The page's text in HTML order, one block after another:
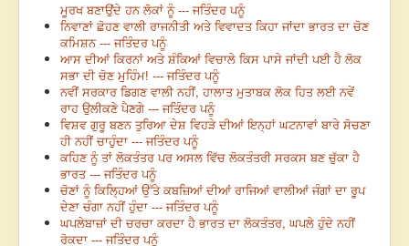
ਮੂਰਖ ਬਣਾਉਂਦੇ ਹਨ ਲੋਕਾਂ ਨੂੰ --- ਜਤਿੰਦਰ ਪਨੂੰ
ਨਿਵਾਣਾਂ ਛੋਹਣ ਵਾਲੀ ਰਾਜਨੀਤੀ ਅਤੇ ਵਿਵਾਦਤ ਕਿਹਾ ਜਾਂਦਾ ਭਾਰਤ ਦਾ ਚੋਣ
ਕਮਿਸ਼ਨ --- ਜਤਿੰਦਰ ਪਨੂੰ
ਆਸ ਦੀਆਂ ਕਿਰਨਾਂ ਅਤੇ ਸ਼ੰਕਿਆਂ ਵਿਚਾਲੇ ਕਿਸ ਪਾਸੇ ਜਾਂਦੀ ਪਈ ਹੈ ਲੋਕ
ਸਭਾ ਦੀ ਚੋਣ ਮੁਹਿੰਮ! --- ਜਤਿੰਦਰ ਪਨੂੰ
ਨਵੀਂ ਸਰਕਾਰ ਡਿਗਣ ਵਾਲੀ ਨਹੀਂ, ਹਾਲਾਤ ਮੁਤਾਬਕ ਲੋਕ ਹਿਤ ਲਈ ਨਵੇਂ
ਰਾਹ ਉਲੀਕਣੇ ਪੈਣਗੇ --- ਜਤਿੰਦਰ ਪਨੂੰ
ਵਿਸ਼ਵ ਗੁਰੂ ਬਣਨ ਤੁਰਿਆ ਦੇਸ਼ ਵਿਹੜੇ ਦੀਆਂ ਇਨ੍ਹਾਂ ਘਟਨਾਵਾਂ ਬਾਰੇ ਸੋਚਣਾ
ਹੀ ਨਹੀਂ ਚਾਹੁੰਦਾ --- ਜਤਿੰਦਰ ਪਨੂੰ
ਕਹਿਣ ਨੂੰ ਤਾਂ ਲੋਕਤੰਤਰ ਪਰ ਅਸਲ ਵਿੱਚ ਲੋਕਤੰਤਰੀ ਸਰਕਸ ਬਣ ਚੁੱਕਾ ਹੈ
ਭਾਰਤ --- ਜਤਿੰਦਰ ਪਨੂੰ
ਚੋਣਾਂ ਨੂੰ ਕਿਲ੍ਹਿਆਂ ਉੱਤੇ ਕਬਜ਼ਿਆਂ ਦੀਆਂ ਰਾਜਿਆਂ ਵਾਲੀਆਂ ਜੰਗਾਂ ਦਾ ਰੂਪ
ਦੇਣਾ ਚੰਗਾ ਨਹੀਂ ਹੁੰਦਾ --- ਜਤਿੰਦਰ ਪਨੂੰ
ਘਪਲੇਬਾਜ਼ਾਂ ਦੀ ਚਰਚਾ ਕਰਦਾ ਹੈ ਭਾਰਤ ਦਾ ਲੋਕਤੰਤਰ, ਘਪਲੇ ਹੁੰਦੇ ਨਹੀਂ
ਰੋਕਦਾ --- ਜਤਿੰਦਰ ਪਨੂੰ